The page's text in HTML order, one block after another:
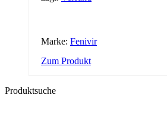
Marke: Fenivir
Zum Produkt
Produktsuche